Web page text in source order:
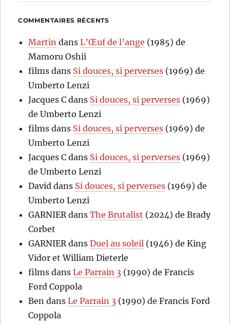
COMMENTAIRES RÉCENTS
Martin dansL’Œuf de l’ange (1985) de
Mamoru Oshii
films dans Si douces, si perverses (1969) de
Umberto Lenzi
Jacques C dans Si douces, si perverses (1969)
de Umberto Lenzi
films dans Si douces, si perverses (1969) de
Umberto Lenzi
Jacques C dans Si douces, si perverses (1969)
de Umberto Lenzi
David dans Si douces, si perverses (1969) de
Umberto Lenzi
GARNIERdansThe Brutalist (2024) de Brady
Corbet
GARNIERdansDuel au soleil (1946) de King
Vidor et William Dieterle
films dansLe Parrain 3 (1990) de Francis
Ford Coppola
Ben dansLe Parrain 3 (1990) de Francis Ford
Coppola